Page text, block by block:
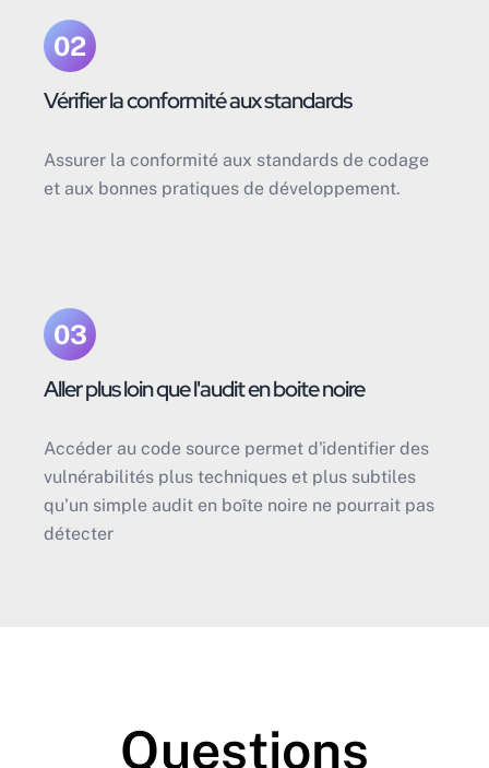
02
Vérifier la conformité aux standards
Assurer la conformité aux standards de codage
et aux bonnes pratiques de développement.
03
Aller plus loin que l'audit en boite noire
Accéder au code source permet d'identifier des
vulnérabilités plus techniques et plus subtiles
qu'un simple audit en boîte noire ne pourrait pas
détecter
Questions